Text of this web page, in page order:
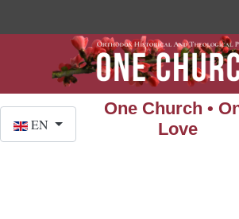
One Church •
Love
EN